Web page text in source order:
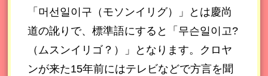
「머선일이구（モソンイリグ）」とは慶尚
道の訛りで、標準語にすると「무슨일이고?
（ムスンイリゴ？）」となります。クロヤ
ンが来た15年前にはテレビなどで方言を聞